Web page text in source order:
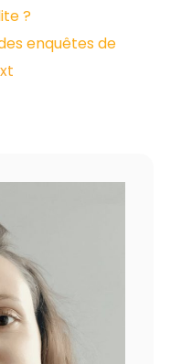
?
enquêtes de